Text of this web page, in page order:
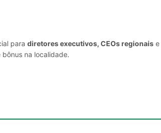
para diretores executivos, CEOs regionais e
na localidade.